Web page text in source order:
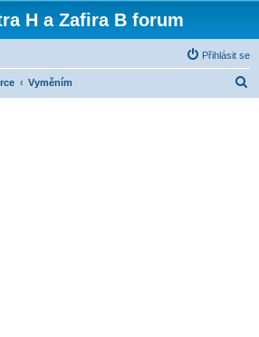
H a Zafira B forum
Přihlásit se
Vyměním